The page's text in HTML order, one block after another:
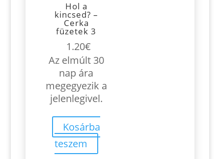
Hol a
kincsed? –
Cerka
füzetek 3
1.20€
Az elmúlt 30
nap ára
megegyezik a
jelenlegivel.
Kosárba
teszem